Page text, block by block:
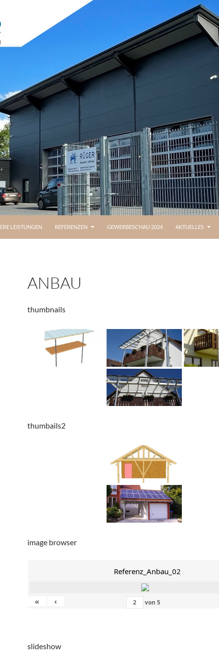
LEISTUNGEN REFERENZEN GEWERBESCHAU 2024 AKTUELLES
ANBAU
thumbnails
thumbails2
image browser
Referenz_Anbau_02
« ‹ von 5
slideshow